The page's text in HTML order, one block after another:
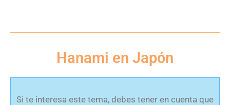
Hanami en Japón
Si te interesa este tema, debes tener en cuenta que